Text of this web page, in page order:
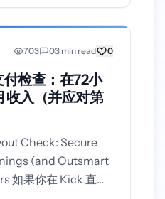
新增音频收入线的
、现实的 CPM 和最
703 03 min read 0
检查：在72小
收入（并应对第
Check: Secure
(and Outsmart
如果你在 Kick 直